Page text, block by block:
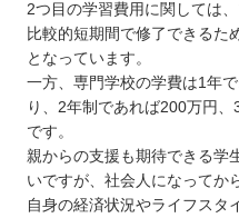
2つ目の学習費用に関しては
比較的短期間で修了できるた
となっています。
一方、専門学校の学費は1年
り、2年制であれば200万円
です。
親からの支援も期待できる学
いですが、社会人になってか
自身の経済状況やライフスタ